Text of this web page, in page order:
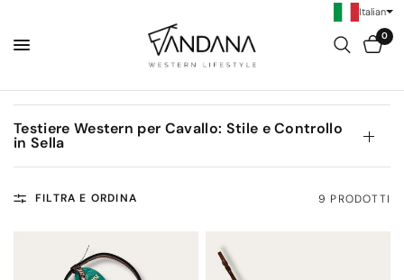
0
Testiere Western per Cavallo: Stile e Controllo
in Sella
FILTRA E ORDINA 9 PRODOTTI
Italian